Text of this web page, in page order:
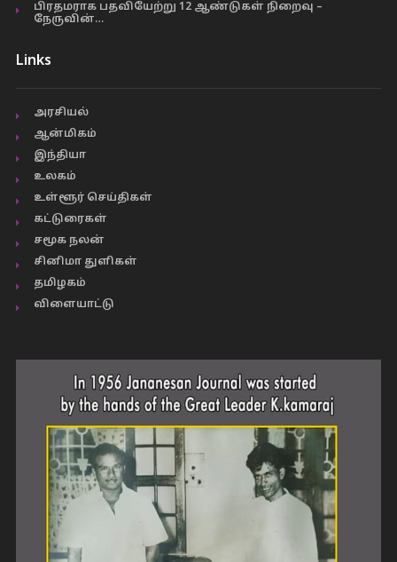
பிரதமராக பதவியேற்று 12 ஆண்டுகள் நிறைவு –
நேருவின்…
Links
அரசியல்
ஆன்மிகம்
இந்தியா
உலகம்
உள்ளூர் செய்திகள்
கட்டுரைகள்
சமூக நலன்
சினிமா துளிகள்
தமிழகம்
விளையாட்டு